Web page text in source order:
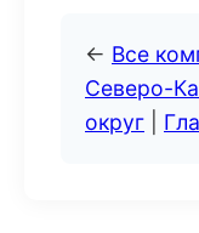
← Все
Северо-
округ